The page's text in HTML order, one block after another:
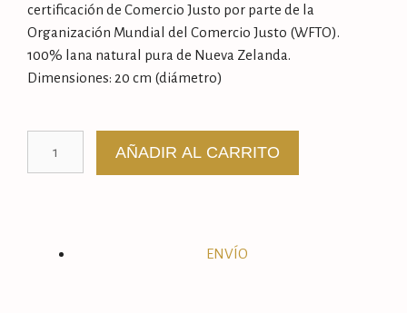
certificación de Comercio Justo por parte de la
Organización Mundial del Comercio Justo (WFTO).
100% lana natural pura de Nueva Zelanda.
Dimensiones: 20 cm (diámetro)
AÑADIR AL CARRITO
ENVÍO